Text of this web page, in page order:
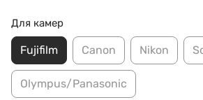
Для камер
Fujifilm Canon Nikon
Olympus/Panasonic